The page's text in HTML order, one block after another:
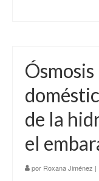
de la
el
por Roxana Jiménez |